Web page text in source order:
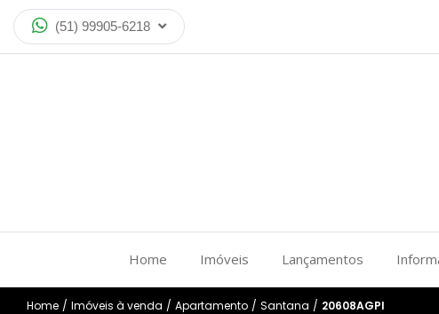
(51) 99905-6218
Home Imóveis Lançamentos
Home / Imóveis à venda / Apartamento / Santana / 20608AGPI